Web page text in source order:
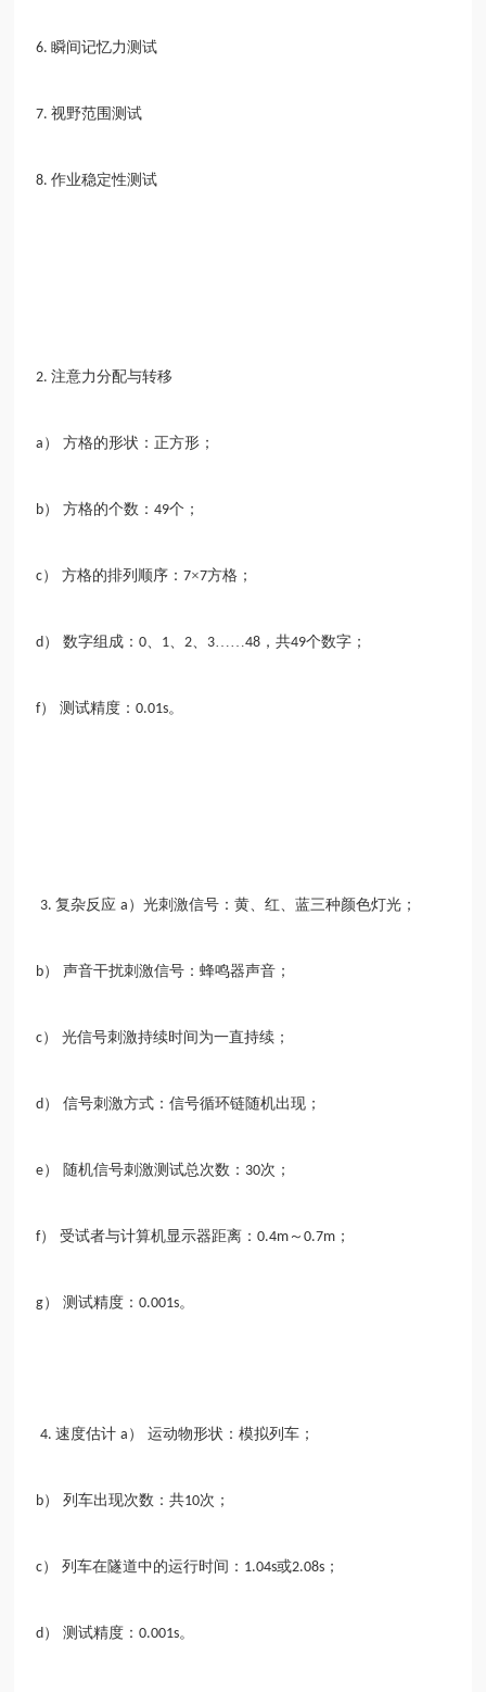
6. 瞬间记忆力测试
7.视野范围测试
8.作业稳定性测试
2.注意力分配与转移
a ） 方格的形状：正方形；
b） 方格的个数：49个；
c） 方格的排列顺序：7×7方格；
d ） 数字组成：0 1 2 3 ……48 ，共49个数字；
f） 测试精度：0.01s。
3.复杂反应a ）光刺激信号：黄、红、蓝三种颜色灯光；
b） 声音干扰刺激信号：蜂鸣器声音；
c） 光信号刺激持续时间为一直持续；
d ） 信号刺激方式：信号循环链随机出现；
e） 随机信号刺激测试总次数： 30次；
f） 受试者与计算机显示器距离：0.4m ～0.7m ；
g） 测试精度：0.001s。
4.速度估计a ） 运动物形状：模拟列车；
b） 列车出现次数：共10次；
c） 列车在隧道中的运行时间： 1.04s或2.08s ；
d ） 测试精度：0.001s。